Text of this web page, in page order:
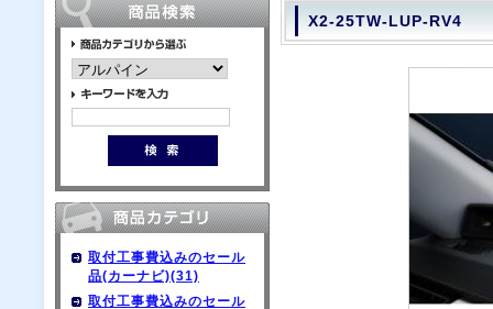
取付工事費込みのセール
品(カーナビ)(31)
取付工事費込みのセール
X2-25TW-LUP-RV4